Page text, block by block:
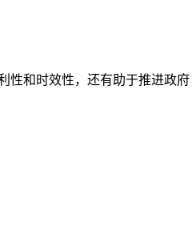
性和时效性，还有助于推进政府